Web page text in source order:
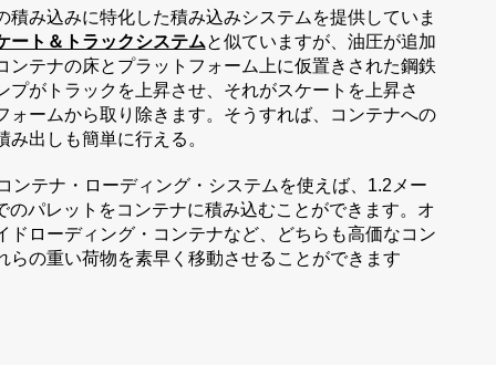
積み込みに特化した積み込みシステムを提供していま
ート＆トラックシステムと似ていますが、油圧が追加
ンテナの床とプラットフォーム上に仮置きされた鋼鉄
プがトラックを上昇させ、それがスケートを上昇さ
ォームから取り除きます。そうすれば、コンテナへの
出しも簡単に行える。
ンテナ・ローディング・システムを使えば、1.2メー
のパレットをコンテナに積み込むことができます。オ
ドローディング・コンテナなど、どちらも高価なコン
らの重い荷物を素早く移動させることができます